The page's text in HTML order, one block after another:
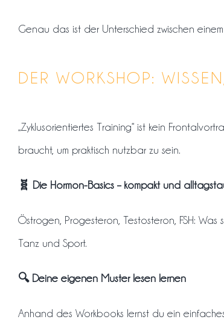
Genau das ist der Unterschied zwischen
DER WORKSHOP:
„Zyklusorientiertes Training“ ist kein
braucht, um praktisch nutzbar zu sein.
🧬 Die Hormon-Basics – kompakt und
Östrogen, Progesteron, Testosteron, FSH:
Tanz und Sport.
🔍 Deine eigenen Muster lesen lernen
Anhand des Workbooks lernst du ein